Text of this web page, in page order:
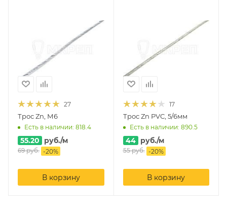
27
Трос Zn, М6
Есть в наличии: 818.4
55.20 руб./м
69руб. -20%
В корзину
17
Трос Zn PVC, 5/6мм
Есть в наличии: 890.5
44 руб./м
55руб. -20%
В корзину